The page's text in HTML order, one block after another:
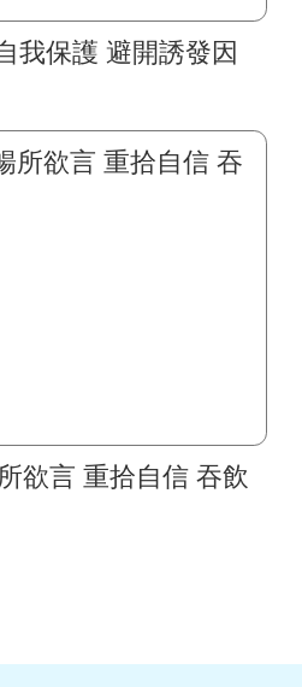
我保護 避開誘發因
欲言 重拾自信 吞飲